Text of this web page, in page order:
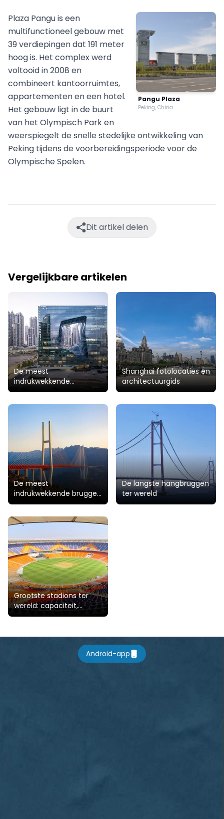
Pangu Plaza
Peking, China
Plaza Pangu is een
multifunctioneel gebouw met
39 verdiepingen dat 191 meter
hoog is. Het complex werd
voltooid in 2008 en
combineert kantoorruimtes,
appartementen en een hotel.
Het gebouw ligt in de buurt
van het Olympisch Park en
weerspiegelt de snelle stedelijke ontwikkeling van
Peking tijdens de voorbereidingsperiode voor de
Olympische Spelen.
Dit artikel delen
Vergelijkbare artikelen
De meest
indrukwekkende
bouwwerken ter wereld
Shanghai fotolocaties en
architectuurgids
De meest
indrukwekkende bruggen
ter wereld
De langste hangbruggen
ter wereld
Grootste stadions ter
wereld: capaciteit,
architectuur, sport
Android-app